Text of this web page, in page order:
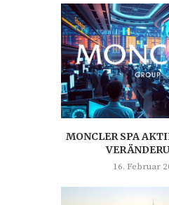
MONCLER SPA
16. Februar